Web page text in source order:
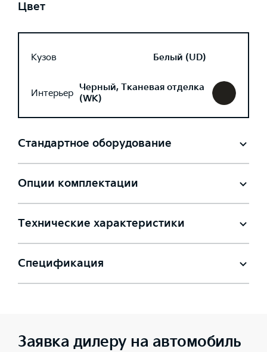
Цвет
Кузов Белый (UD)
Интерьер Черный, Тканевая отделка
(WK)
Стандартное оборудование
Опции комплектации
Технические характеристики
Спецификация
Заявка дилеру на автомобиль